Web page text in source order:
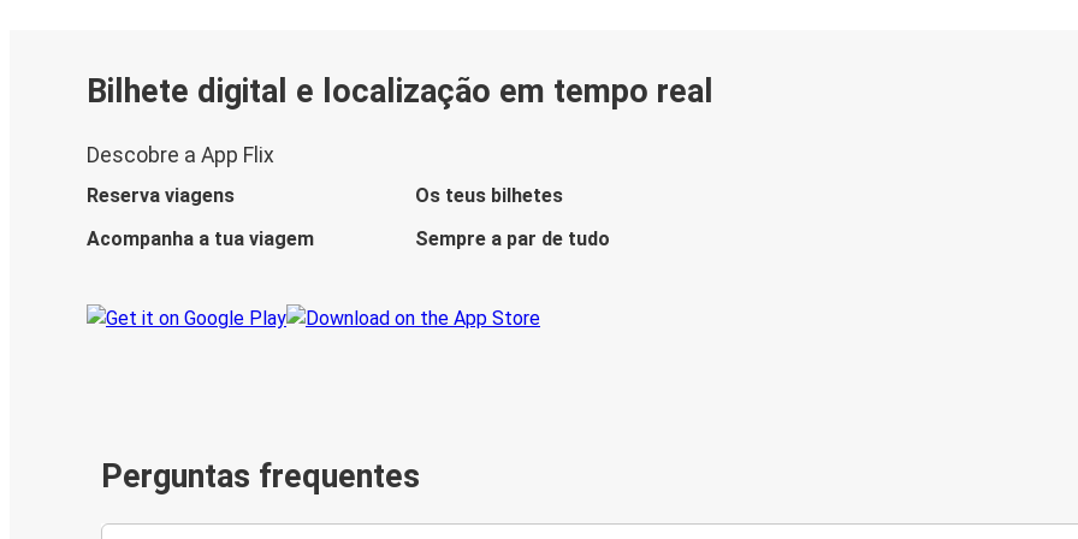
Bilhete digital e localização em tempo real
Descobre a App Flix
Reserva viagens
Os teus bilhetes
Acompanha a tua viagem
Sempre a par de tudo
Perguntas frequentes